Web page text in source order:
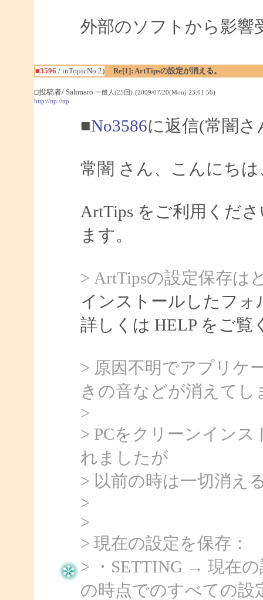
外部のソフトから影響
■3596 / inTopicNo.2) Re[1]: ArtTipsの設定が消える。
□投稿者/ Sahmaro 一般人(25回)-(2009/07/20(Mon) 23:01:56)
http://ttp://ttp
■No3586に返信(常闇さ
常闇 さん、こんにちは
ArtTips をご利用くだ
ます。
> ArtTipsの設定保存は
インストールしたフ
詳しくは HELP をご覧
> 原因不明でアプリケ
きの音などが消えて
>
> PCをクリーンイン
れましたが
> 以前の時は一切消え
>
>
> 現在の設定を保存：
> ・SETTING → 現在
の時点でのすべての設